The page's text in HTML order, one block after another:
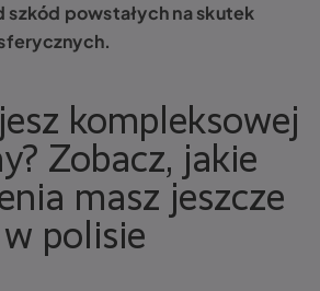
powstałych na skutek
kompleksowej
Zobacz, jakie
masz jeszcze
w polisie